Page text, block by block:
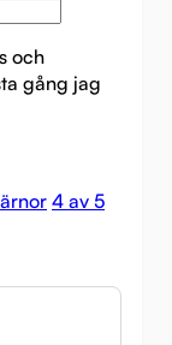
och
gång jag
4 av 5